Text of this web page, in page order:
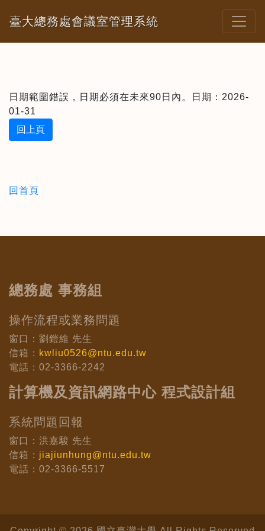
臺大總務處會議室管理系統
日期範圍錯誤，日期必須在未來90日內。日期：2026-
01-31
回上頁
回首頁
總務處 事務組
操作流程或業務問題
窗口：劉鎧維 先生
信箱： kwliu0526@ntu.edu.tw
電話：02-3366-2242
計算機及資訊網路中心 程式設計組
系統問題回報
窗口：洪嘉駿 先生
信箱： jiajiunhung@ntu.edu.tw
電話：02-3366-5517